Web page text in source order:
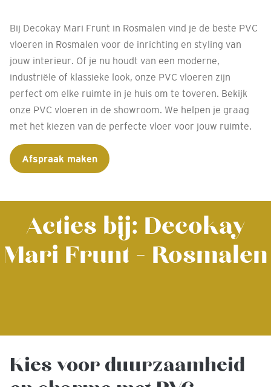
Bij Decokay Mari Frunt in Rosmalen vind je de beste PVC
vloeren in Rosmalen voor de inrichting en styling van
jouw interieur. Of je nu houdt van een moderne,
industriële of klassieke look, onze PVC vloeren zijn
perfect om elke ruimte in je huis om te toveren. Bekijk
onze PVC vloeren in de showroom. We helpen je graag
met het kiezen van de perfecte vloer voor jouw ruimte.
Afspraak maken
Acties bij: Decokay
Mari Frunt - Rosmalen
Kies voor duurzaamheid